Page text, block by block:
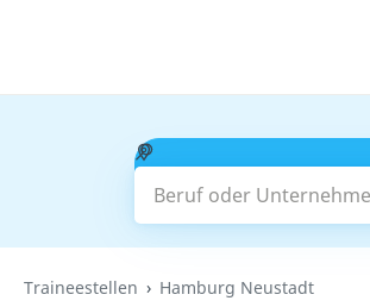
Beruf oder Unternehmen
Suchen
Traineestellen Hamburg Neustadt